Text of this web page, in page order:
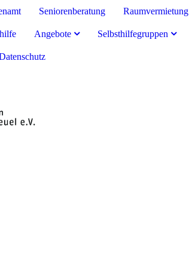
Seniorenberatung Raumvermietung
Angebote Selbsthilfegruppen